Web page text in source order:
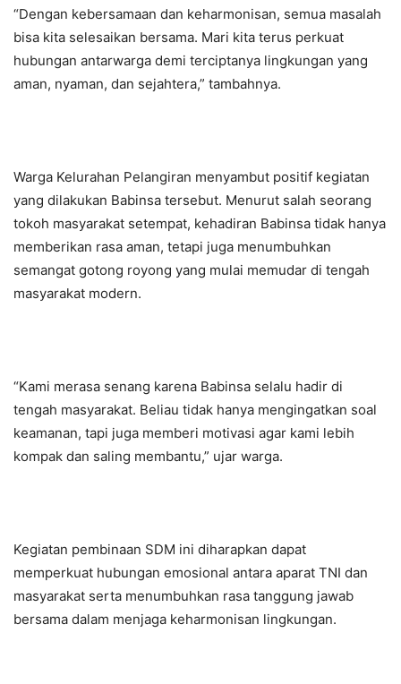
“Dengan kebersamaan dan keharmonisan, semua masalah
bisa kita selesaikan bersama. Mari kita terus perkuat
hubungan antarwarga demi terciptanya lingkungan yang
aman, nyaman, dan sejahtera,” tambahnya.
Warga Kelurahan Pelangiran menyambut positif kegiatan
yang dilakukan Babinsa tersebut. Menurut salah seorang
tokoh masyarakat setempat, kehadiran Babinsa tidak hanya
memberikan rasa aman, tetapi juga menumbuhkan
semangat gotong royong yang mulai memudar di tengah
masyarakat modern.
“Kami merasa senang karena Babinsa selalu hadir di
tengah masyarakat. Beliau tidak hanya mengingatkan soal
keamanan, tapi juga memberi motivasi agar kami lebih
kompak dan saling membantu,” ujar warga.
Kegiatan pembinaan SDM ini diharapkan dapat
memperkuat hubungan emosional antara aparat TNI dan
masyarakat serta menumbuhkan rasa tanggung jawab
bersama dalam menjaga keharmonisan lingkungan.